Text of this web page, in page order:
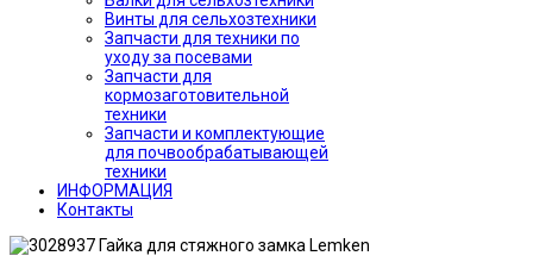
Винты для сельхозтехники
Запчасти для техники по
уходу за посевами
Запчасти для
кормозаготовительной
техники
Запчасти и комплектующие
для почвообрабатывающей
техники
ИНФОРМАЦИЯ
Контакты